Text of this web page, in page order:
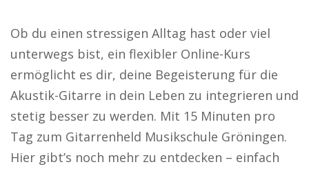
Ob du einen stressigen Alltag hast oder viel
unterwegs bist, ein flexibler Online-Kurs
ermöglicht es dir, deine Begeisterung für die
Akustik-Gitarre in dein Leben zu integrieren und
stetig besser zu werden. Mit 15 Minuten pro
Tag zum Gitarrenheld Musikschule Gröningen.
Hier gibt’s noch mehr zu entdecken – einfach